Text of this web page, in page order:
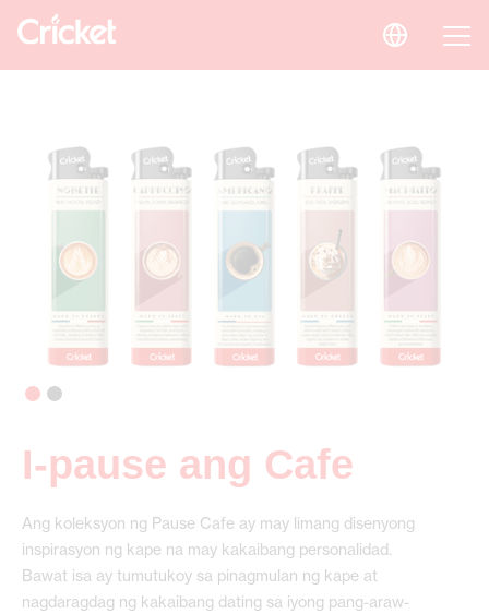
I-pause ang Cafe
Ang koleksyon ng Pause Cafe ay may limang disenyong
inspirasyon ng kape na may kakaibang personalidad.
Bawat isa ay tumutukoy sa pinagmulan ng kape at
nagdaragdag ng kakaibang dating sa iyong pang-araw-